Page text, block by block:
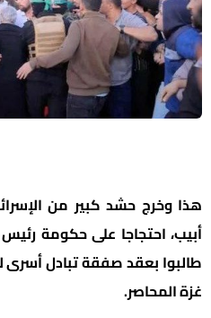
هذا وخرج حشد كبير من
أبيب، احتجاجا على حكومة رئيس
طالبوا بعقد صفقة تبادل
غزة المحاصر.